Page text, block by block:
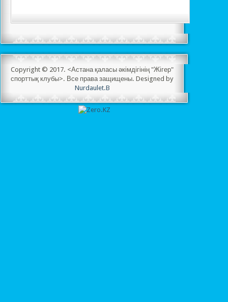
Copyright © 2017. <Астана қаласы әкімдігінің "Жігер"
спорттық клубы>. Все права защищены. Designed by
Nurdaulet.B